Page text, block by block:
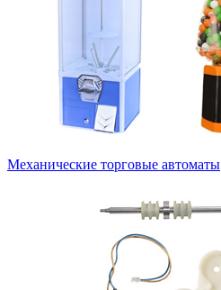
Механические торговые автоматы